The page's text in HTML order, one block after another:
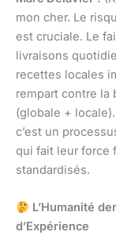
mon cher. Le
est cruciale. Le
livraisons
recettes locales
rempart contre la
(globale + locale).
c’est un
qui fait leur force
standardisés.
L’Humanité
d’Expérience